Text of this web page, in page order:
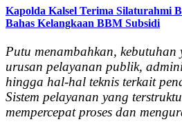
Kapolda Kalsel Terima Silaturahmi
Bahas Kelangkaan BBM Subsidi
Putu menambahkan,
urusan pelayanan publik,
hingga hal-hal teknis terkait
Sistem pelayanan yang
mempercepat proses dan